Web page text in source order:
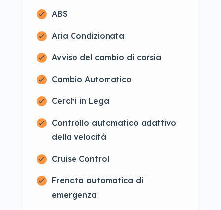
ABS
Aria Condizionata
Avviso del cambio di corsia
Cambio Automatico
Cerchi in Lega
Controllo automatico adattivo
della velocità
Cruise Control
Frenata automatica di
emergenza